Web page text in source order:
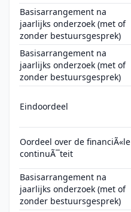
Basisarrangement na
jaarlijks onderzoek (met of
zonder bestuursgesprek)
Basisarrangement na
jaarlijks onderzoek (met of
zonder bestuursgesprek)
Eindoordeel
Oordeel over de financiÃ«le
continuÃ¯teit
Basisarrangement na
jaarlijks onderzoek (met of
zonder bestuursgesprek)